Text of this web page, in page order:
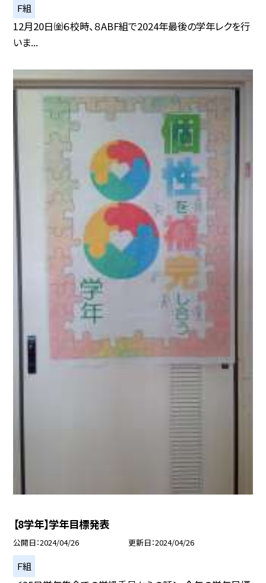
Ｆ組
12月20日㈮６校時、８ABF組で2024年最後の学年レクを行
いま...
【8学年】学年目標発表
公開日 2024/04/26 更新日 2024/04/26
Ｆ組